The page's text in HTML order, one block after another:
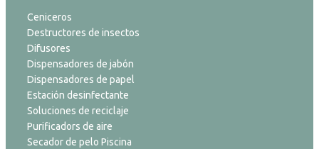
Ceniceros
Destructores de insectos
Difusores
Dispensadores de jabón
Dispensadores de papel
Estación desinfectante
Soluciones de reciclaje
Purificadors de aire
Secador de pelo Piscina